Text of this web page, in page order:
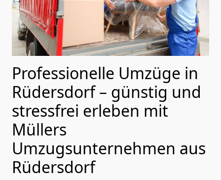
Professionelle Umzüge in
Rüdersdorf – günstig und
stressfrei erleben mit
Müllers
Umzugsunternehmen aus
Rüdersdorf